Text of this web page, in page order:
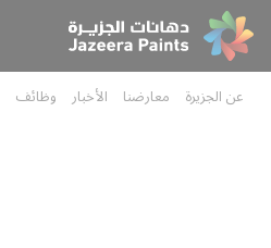
عن الجزيرة معارضنا الأخبار وظائف